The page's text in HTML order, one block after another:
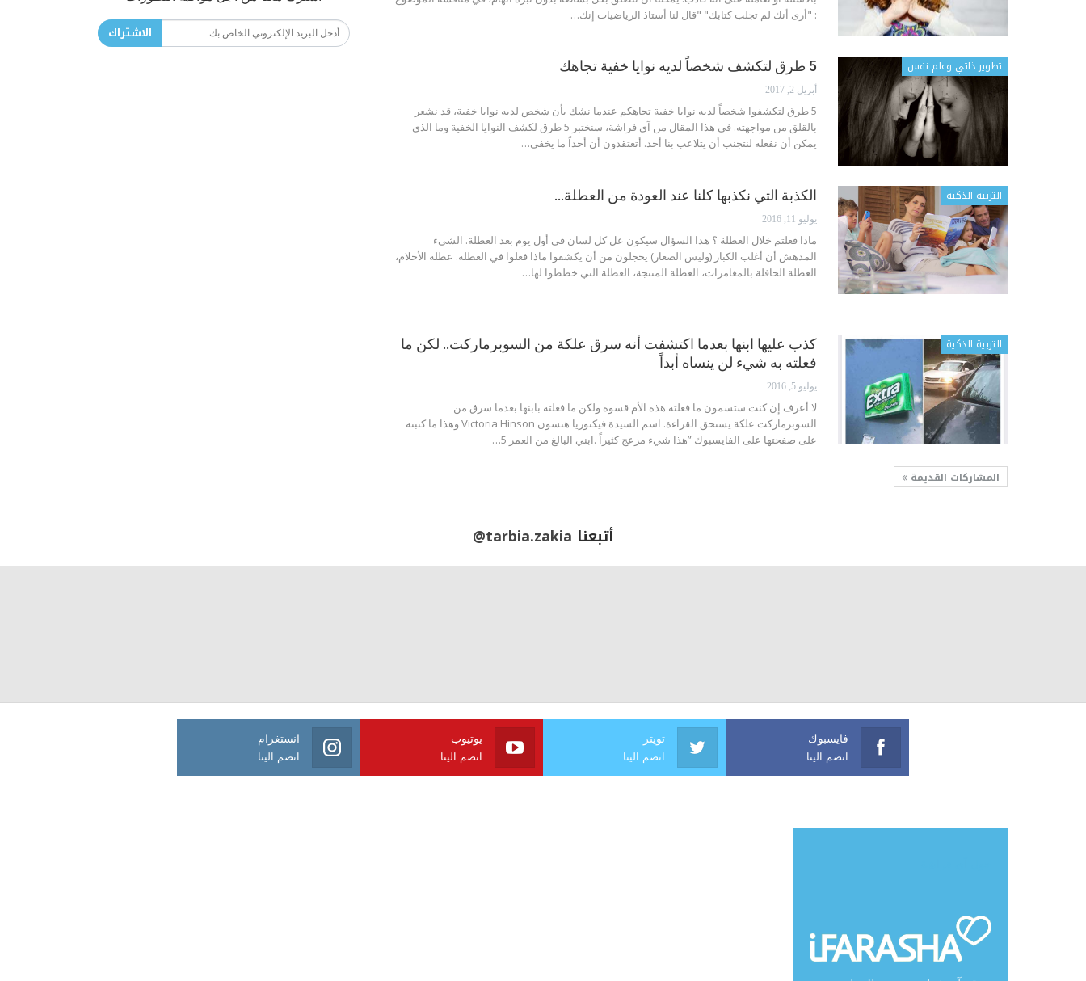
: "أرى أنك لم تجلب كتابك" "قال لنا أستاذ الرياضيات إنك…
تطوير ذاتي وعلم نفس 5 طرق لتكشف شخصاً لديه نوايا خفية تجاهك
أبريل 2, 2017
5 طرق لتكشفوا شخصاً لديه نوايا خفية تجاهكم عندما نشك بأن شخص لديه نوايا خفية، قد نشعر
بالقلق من مواجهته. في هذا المقال من آي فراشة، سنختبر 5 طرق لكشف النوايا الخفية وما الذي
يمكن أن نفعله لنتجنب أن يتلاعب بنا أحد. أتعتقدون أن أحداً ما يخفي…
التربية الذكية الكذبة التي نكذبها كلنا عند العودة من العطلة…
يوليو 11, 2016
ماذا فعلتم خلال العطلة ؟ هذا السؤال سيكون عل كل لسان في أول يوم بعد العطلة. الشيء
المدهش أن أغلب الكبار (وليس الصغار) يخجلون من أن يكشفوا ماذا فعلوا في العطلة. عطلة الأحلام،
العطلة الحافلة بالمغامرات، العطلة المنتجة، العطلة التي خططوا لها…
التربية الذكية
كذب عليها ابنها بعدما اكتشفت أنه سرق علكة من السوبرماركت.. لكن ما
فعلته به شيء لن ينساه أبداً
يوليو 5, 2016
لا أعرف إن كنت ستسمون ما فعلته هذه الأم قسوة ولكن ما فعلته بابنها بعدما سرق من
السوبرماركت علكة يستحق القراءة. اسم السيدة فيكتوريا هنسون Victoria Hinson وهذا ما كتبته
على صفحتها على الفايسبوك ”هذا شيء مزعج كثيراً .ابني البالغ من العمر 5…
المشاركات القديمة
الاشتراك
أتبعنا @tarbia.zakia
فايسبوك
انضم الينا
تويتر
انضم الينا
يوتيوب
انضم الينا
انستغرام
انضم الينا